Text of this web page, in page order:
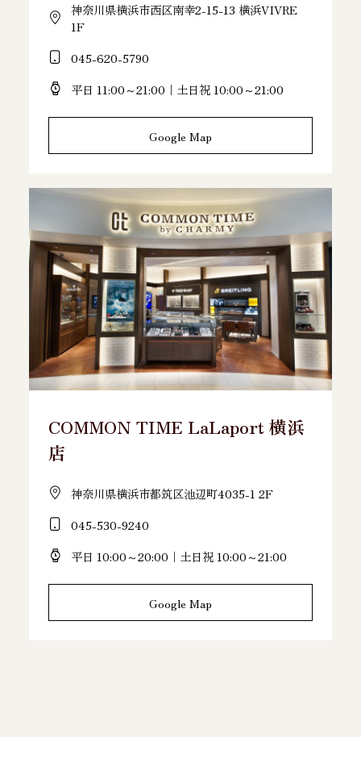
神奈川県横浜市西区南幸2-15-13 横浜VIVRE
1F
045-620-5790
平日 11:00～21:00｜土日祝 10:00～21:00
Google Map
COMMON TIME LaLaport 横浜
店
神奈川県横浜市都筑区池辺町4035-1 2F
045-530-9240
平日 10:00～20:00｜土日祝 10:00～21:00
Google Map